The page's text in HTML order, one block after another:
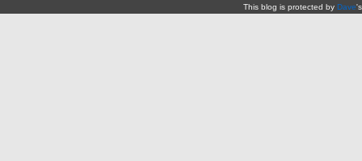
This blog is protected by Dave